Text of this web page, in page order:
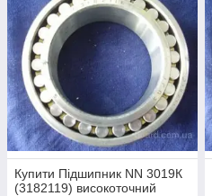
Купити Підшипник NN 3019К
(3182119) високоточний